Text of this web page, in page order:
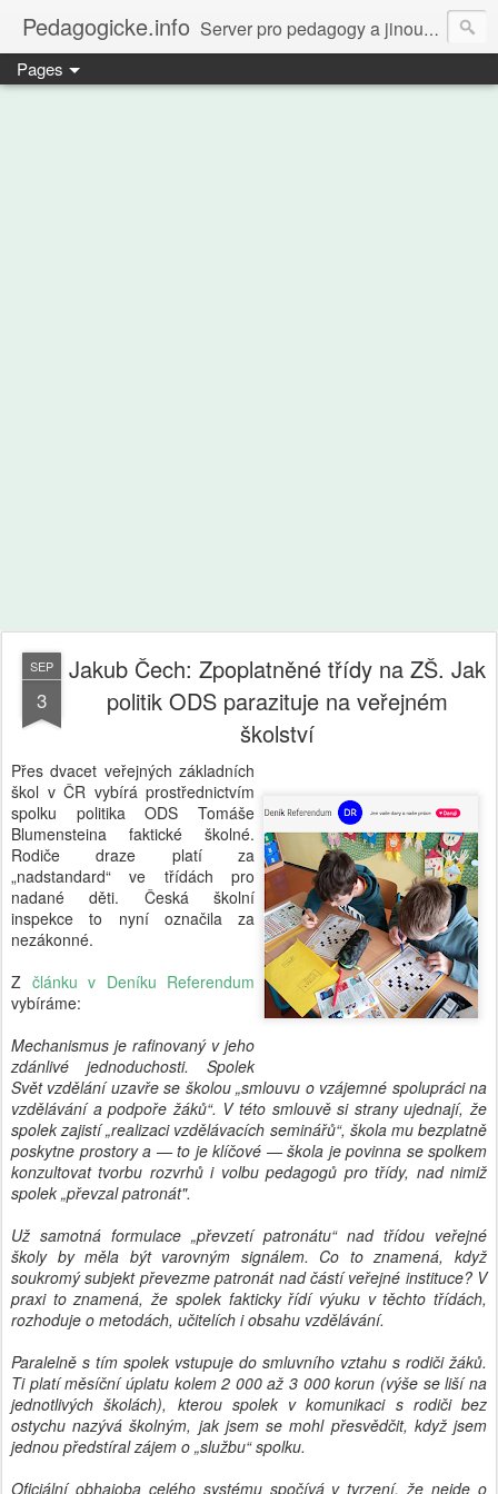
Pedagogicke.info Server pro pedagogy a jinou zvířenu
Pages
SEP
3
Jakub Čech: Zpoplatněné třídy na ZŠ. Jak
politik ODS parazituje na veřejném
školství
Přes dvacet veřejných základních
škol v ČR vybírá prostřednictvím
spolku politika ODS Tomáše
Blumensteina faktické školné.
Rodiče draze platí za
„nadstandard“ ve třídách pro
nadané děti. Česká školní
inspekce to nyní označila za
nezákonné.
Z článku v Deníku Referendum
vybíráme:
Mechanismus je rafinovaný v jeho
zdánlivé jednoduchosti. Spolek
Svět vzdělání uzavře se školou „smlouvu o vzájemné spolupráci na
vzdělávání a podpoře žáků“. V této smlouvě si strany ujednají, že
spolek zajistí „realizaci vzdělávacích seminářů“, škola mu bezplatně
poskytne prostory a — to je klíčové — škola je povinna se spolkem
konzultovat tvorbu rozvrhů i volbu pedagogů pro třídy, nad nimiž
spolek „převzal patronát".
Už samotná formulace „převzetí patronátu“ nad třídou veřejné
školy by měla být varovným signálem. Co to znamená, když
soukromý subjekt převezme patronát nad částí veřejné instituce? V
praxi to znamená, že spolek fakticky řídí výuku v těchto třídách,
rozhoduje o metodách, učitelích i obsahu vzdělávání.
Paralelně s tím spolek vstupuje do smluvního vztahu s rodiči žáků.
Ti platí měsíční úplatu kolem 2 000 až 3 000 korun (výše se liší na
jednotlivých školách), kterou spolek v komunikaci s rodiči bez
ostychu nazývá školným, jak jsem se mohl přesvědčit, když jsem
jednou předstíral zájem o „službu“ spolku.
Oficiální obhajoba celého systému spočívá v tvrzení, že nejde o